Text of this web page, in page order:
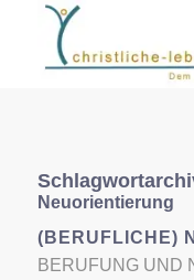
Neuorientierung
(BERUFLICHE)
BERUFUNG UND